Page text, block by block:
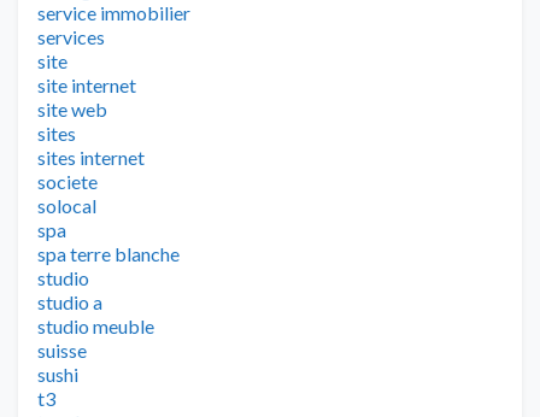
service immobilier
services
site
site internet
site web
sites
sites internet
societe
solocal
spa
spa terre blanche
studio
studio a
studio meuble
suisse
sushi
t3